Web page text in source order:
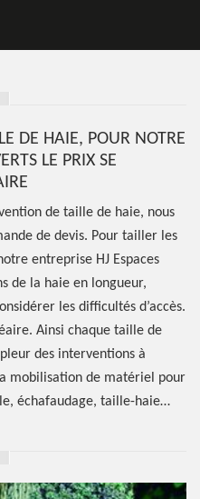
DE HAIE, POUR NOTRE
LE PRIX SE
de taille de haie, nous
de devis. Pour tailler les
entreprise HJ Espaces
de la haie en longueur,
les difficultés d’accès.
Ainsi chaque taille de
des interventions à
mobilisation de matériel pour
échafaudage, taille-haie…